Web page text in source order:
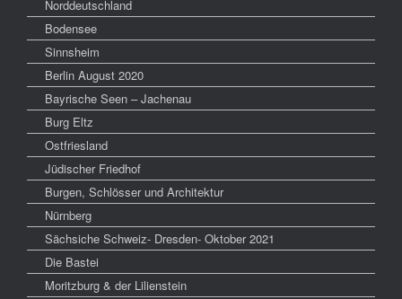
Norddeutschland
Bodensee
Sinnsheim
Berlin August 2020
Bayrische Seen – Jachenau
Burg Eltz
Ostfriesland
Jüdischer Friedhof
Burgen, Schlösser und Architektur
Nürnberg
Sächsiche Schweiz- Dresden- Oktober 2021
Die Bastei
Moritzburg & der Lilienstein